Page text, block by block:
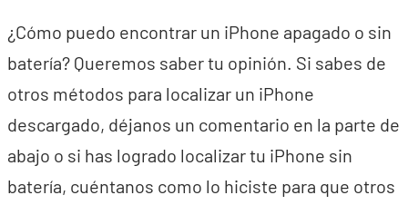
¿Cómo puedo encontrar un iPhone apagado o sin
batería? Queremos saber tu opinión. Si sabes de
otros métodos para localizar un iPhone
descargado, déjanos un comentario en la parte de
abajo o si has logrado localizar tu iPhone sin
batería, cuéntanos como lo hiciste para que otros